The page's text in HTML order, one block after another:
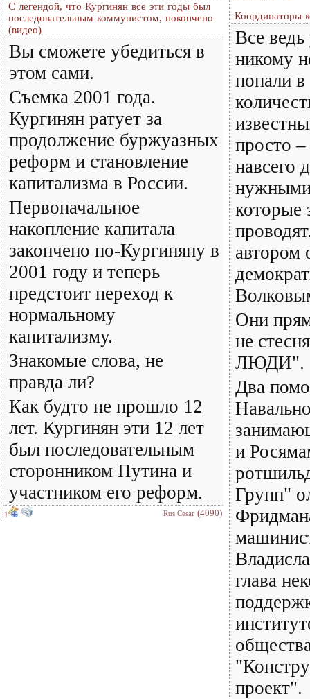
С легендой, что Кургинян все эти годы был
последовательным коммунистом, покончено
(видео)
Вы сможете убедиться в
этом сами.
Съемка 2001 года.
Кургинян ратует за
продолжение буржуазных
реформ и становление
капитализма в России.
Первоначальное
накопление капитала
закончено по-Кургиняну в
2001 году и теперь
предстоит переход к
нормальному
капитализму.
Знакомые слова, не
правда ли?
Как будто не прошло 12
лет. Кургинян эти 12 лет
был последовательным
сторонником Путина и
участником его реформ.
1 Rus Cesar (4090)
Координаторы
Все
никому
попали
просто –
навсего
которые
автором
Они
не
ЛЮДИ".
Два
и
Групп"
глава
проект".